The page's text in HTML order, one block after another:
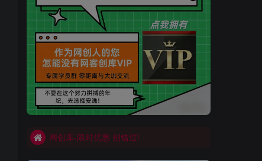
买VIP会员或加盟商-全年最低价-立即抢额
网创库-限时优惠 别错过!
买VIP会员或加盟商-全年最低价-立即抢额
网创库-限时优惠 别错过!